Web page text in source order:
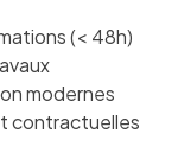
(< 48h)
modernes
contractuelles